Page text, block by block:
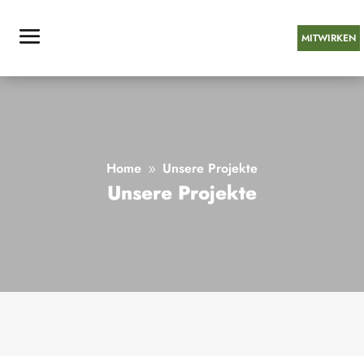
MITWIRKEN
Home 9 Unsere Projekte
Unsere Projekte